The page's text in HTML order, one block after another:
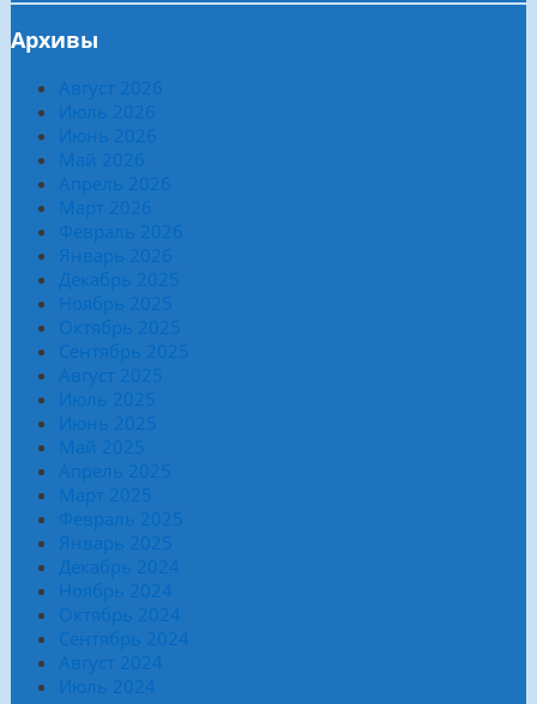
Архивы
Август 2026
Июль 2026
Июнь 2026
Май 2026
Апрель 2026
Март 2026
Февраль 2026
Январь 2026
Декабрь 2025
Ноябрь 2025
Октябрь 2025
Сентябрь 2025
Август 2025
Июль 2025
Июнь 2025
Май 2025
Апрель 2025
Март 2025
Февраль 2025
Январь 2025
Декабрь 2024
Ноябрь 2024
Октябрь 2024
Сентябрь 2024
Август 2024
Июль 2024